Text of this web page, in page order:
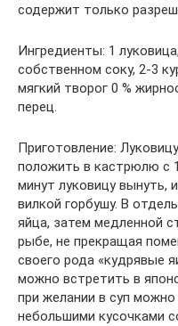
содержит только
Ингредиенты: 1
собственном соку, 2-3
мягкий творог 0 %
перец.
Приготовление:
положить в кастрюлю с
минут луковицу вынуть,
вилкой горбушу. В
яйца, затем медленной
рыбе, не прекращая
своего рода «кудрявые
можно встретить в
при желании в суп
небольшими кусочками